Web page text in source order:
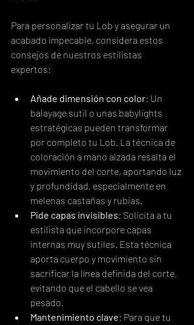
Para personalizar tu Lob y asegurar un
acabado impecable, considera estos
consejos de nuestros estilistas
expertos:
Añade dimensión con color: Un
balayage sutil o unas babylights
estratégicas pueden transformar
por completo tu Lob. La técnica de
coloración a mano alzada resalta el
movimiento del corte, aportando luz
y profundidad, especialmente en
melenas castañas y rubias.
Pide capas invisibles: Solicita a tu
estilista que incorpore capas
internas muy sutiles. Esta técnica
aporta cuerpo y movimiento sin
sacrificar la línea definida del corte,
evitando que el cabello se vea
pesado.
Mantenimiento clave: Para que tu